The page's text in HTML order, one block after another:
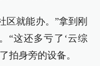
区就能办。”拿到刚
“这还多亏了‘云综
拍身旁的设备。